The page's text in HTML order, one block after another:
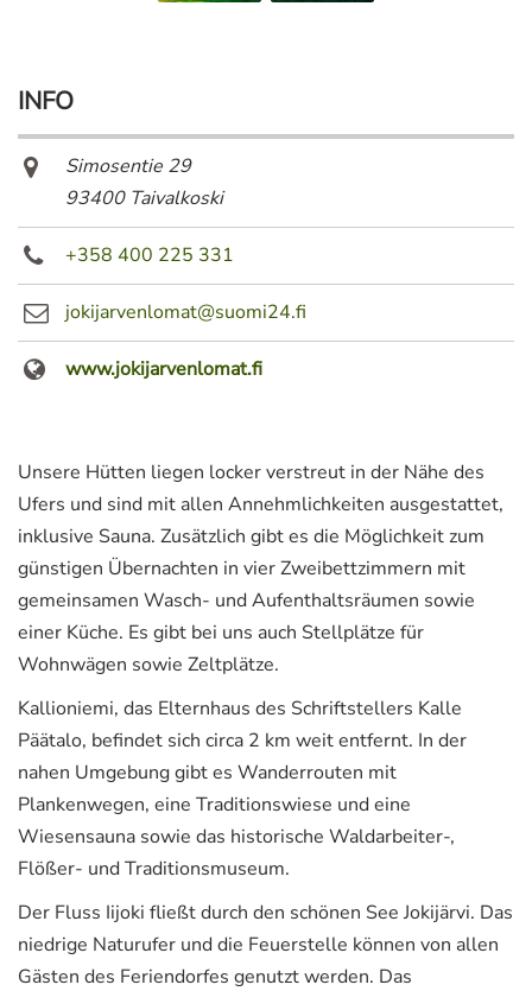
INFO
Simosentie 29
93400 Taivalkoski
+358 400 225 331
jokijarvenlomat@suomi24.fi
www.jokijarvenlomat.fi
Unsere Hütten liegen locker verstreut in der Nähe des
Ufers und sind mit allen Annehmlichkeiten ausgestattet,
inklusive Sauna. Zusätzlich gibt es die Möglichkeit zum
günstigen Übernachten in vier Zweibettzimmern mit
gemeinsamen Wasch- und Aufenthaltsräumen sowie
einer Küche. Es gibt bei uns auch Stellplätze für
Wohnwägen sowie Zeltplätze.
Kallioniemi, das Elternhaus des Schriftstellers Kalle
Päätalo, befindet sich circa 2 km weit entfernt. In der
nahen Umgebung gibt es Wanderrouten mit
Plankenwegen, eine Traditionswiese und eine
Wiesensauna sowie das historische Waldarbeiter-,
Flößer- und Traditionsmuseum.
Der Fluss Iijoki fließt durch den schönen See Jokijärvi. Das
niedrige Naturufer und die Feuerstelle können von allen
Gästen des Feriendorfes genutzt werden. Das